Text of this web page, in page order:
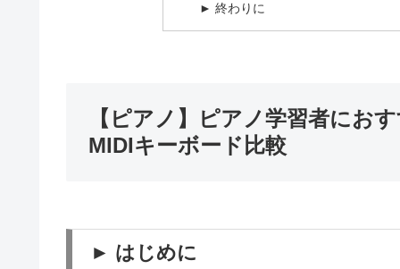
► 終わりに
【ピアノ】ピアノ学習者にお
MIDIキーボード比較
► はじめに